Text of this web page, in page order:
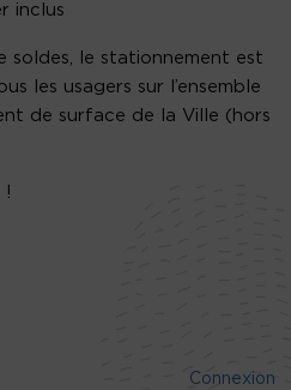
inclus
soldes, le stationnement est
les usagers sur l’ensemble
de surface de la Ville (hors
!​
Connexion